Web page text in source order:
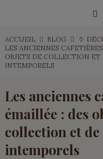
ACCUEIL BLOG
🏺
LES ANCIENNES
OBJETS DE COLLECTION
INTEMPORELS
Les anciennes
émaillée : des
collection et
intemporels